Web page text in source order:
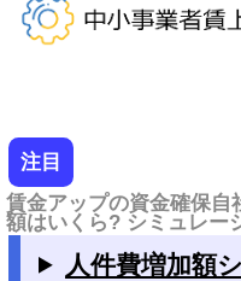
注目
賃金アップの資金確保自
額はいくら? シミュレー
人件費増加額